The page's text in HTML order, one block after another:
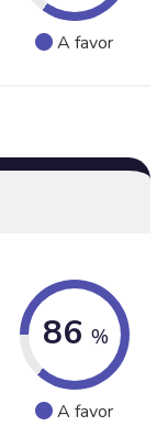
A favor
86 %
A favor